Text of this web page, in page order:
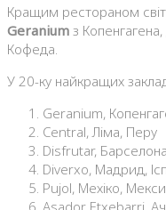
Кращим рестораном
Geranium з
Кофеда.
У 20-ку найкращих
Geranium,
Central, Ліма, Перу
Disfrutar,
Diverxo, Мадрид,
Pujol, Мехіко,